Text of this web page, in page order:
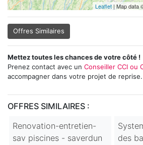
Leaflet | Map data
Offres Similaires
Mettez toutes les chances de votre côté !
Prenez contact avec un Conseiller CCI ou
accompagner dans votre projet de reprise.
OFFRES SIMILAIRES :
Renovation-entretien-
sav piscines - saverdun
des